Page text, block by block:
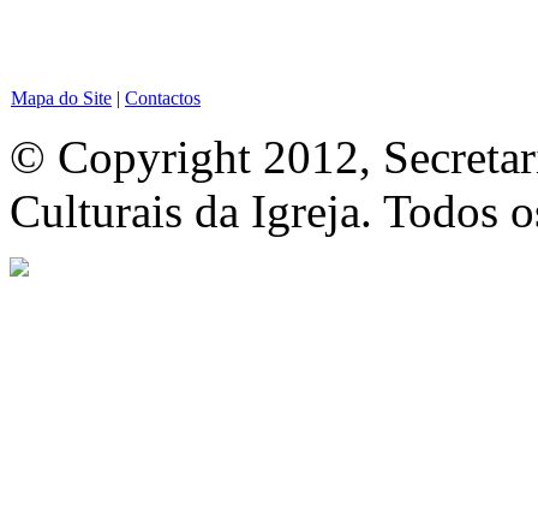
Mapa do Site | Contactos
© Copyright 2012,
Culturais da Igreja. Todos